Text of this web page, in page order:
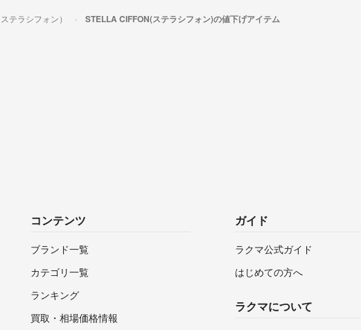
テラシフォン） STELLA CIFFON(ステラシフォン)の値下げアイテム
コンテンツ
ブランド一覧
カテゴリ一覧
ランキング
買取・相場価格情報
ガイド
ラクマ公式ガイド
はじめての方へ
ラクマについて